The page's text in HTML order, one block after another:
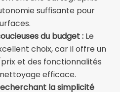
suffisante pour
du budget : Le
choix, car il offre un
et des fonctionnalités
efficace.
la simplicité